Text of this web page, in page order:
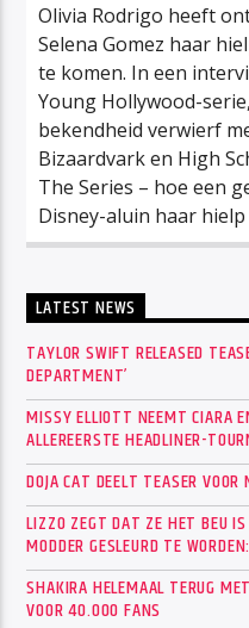
Olivia Rodrigo heeft
Selena Gomez haar
te komen. In een
Young Hollywood-
bekendheid verwierf
Bizaardvark en High
The Series – hoe een
Disney-aluin haar
LATEST NEWS
TAYLOR SWIFT RELEASED
DEPARTMENT’
MISSY ELLIOTT NEEMT CIARA
ALLEREERSTE HEADLINER-
DOJA CAT DEELT TEASER VOOR
LIZZO ZEGT DAT ZE HET BEU IS
MODDER GESLEURD TE
SHAKIRA HELEMAAL TERUG
VOOR 40.000 FANS